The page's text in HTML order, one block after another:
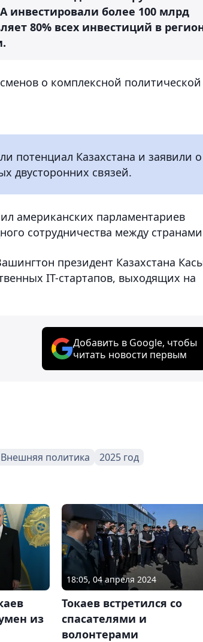
инвестировали более 100 млрд
80% всех инвестиций в
о комплексной
потенциал Казахстана и заявили о
двусторонних связей.
американских парламентариев
сотрудничества между
президент Казахстана
IT-стартапов, выходящих на
Добавить в Google, чтобы
читать новости первым
Внешняя политика 2025 год
из
18:05, 04 апреля 2024
Токаев встретился со
спасателями и
волонтерами